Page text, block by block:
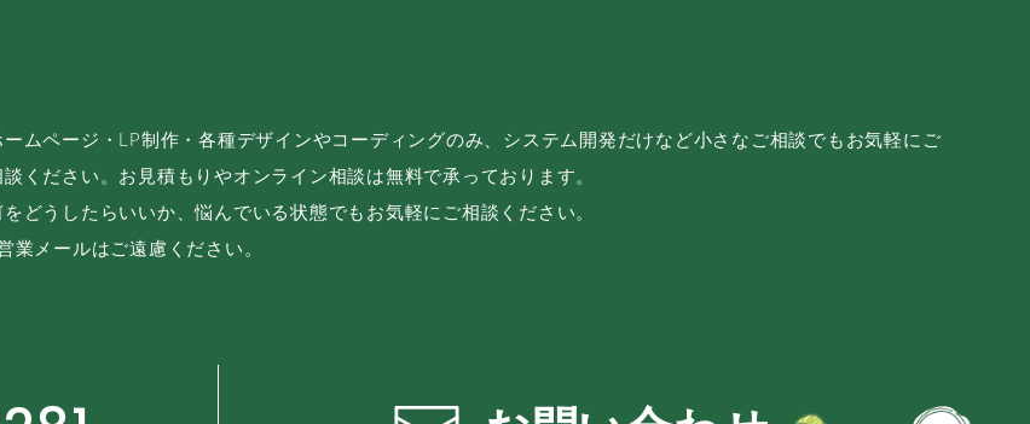
ームページ・LP制作・各種デザインやコーディングのみ、システム開発だけなど小さなご相談でもお気軽にご
談ください。お見積もりやオンライン相談は無料で承っております。
をどうしたらいいか、悩んでいる状態でもお気軽にご相談ください。
業メールはご遠慮ください。